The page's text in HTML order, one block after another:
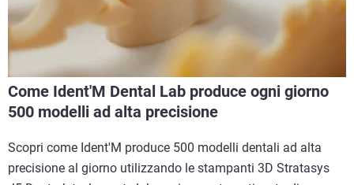
Come Ident'M Dental Lab produce ogni giorno
500 modelli ad alta precisione
Scopri come Ident'M produce 500 modelli dentali ad alta
precisione al giorno utilizzando le stampanti 3D Stratasys